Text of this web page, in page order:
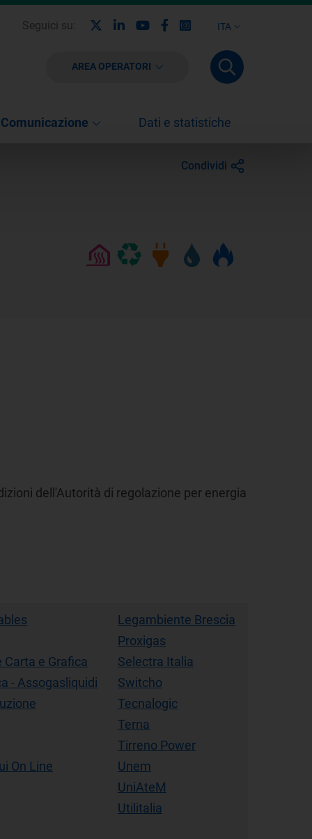
ITA
Seguici su: LinkedinYoutubeFacebook
Instagram
AREA OPERATORI
Comunicazione Dati e statistiche
Condividi
dell'Autorità di regolazione per energia
Carta e Grafica
- Assogasliquidi
On Line
Legambiente Brescia
Proxigas
Selectra Italia
Switcho
Tecnalogic
Terna
Tirreno Power
Unem
UniAteM
Utilitalia